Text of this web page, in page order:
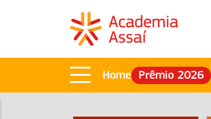
Home Prêmio 2026